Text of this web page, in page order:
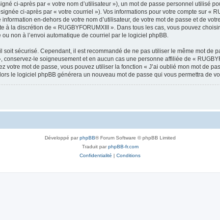
ci-après par « votre nom d’utilisateur »), un mot de passe personnel utilisé
ci-après par « votre courriel »). Vos informations pour votre compte sur «
en-dehors de votre nom d’utilisateur, de votre mot de passe et de
à la discrétion de « RUGBYFORUMXIII ». Dans tous les cas, vous pouvez
non à l’envoi automatique de courriel par le logiciel phpBB.
sécurisé. Cependant, il est recommandé de ne pas utiliser le même mot de
conservez-le soigneusement et en aucun cas une personne affiliée de «
votre mot de passe, vous pouvez utiliser la fonction « J’ai oublié mon mot de
le logiciel phpBB générera un nouveau mot de passe qui vous permettra de
Développé parphpBB® Forum Software © phpBB Limited
Traduit parphpBB-fr.com
Confidentialité | Conditions